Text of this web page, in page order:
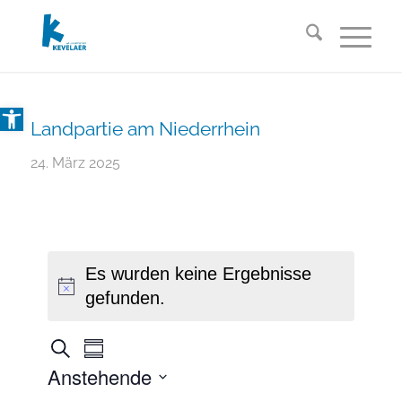
Open toolbar
Landpartie am Niederrhein
24. März 2025
Es wurden keine Ergebnisse
gefunden.
V
e
SucheV
e
r
Summary
Anstehende